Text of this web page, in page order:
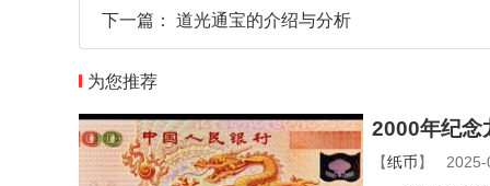
下一篇： 道光通宝的介绍与分析
为您推荐
2000年纪念
【纸币】